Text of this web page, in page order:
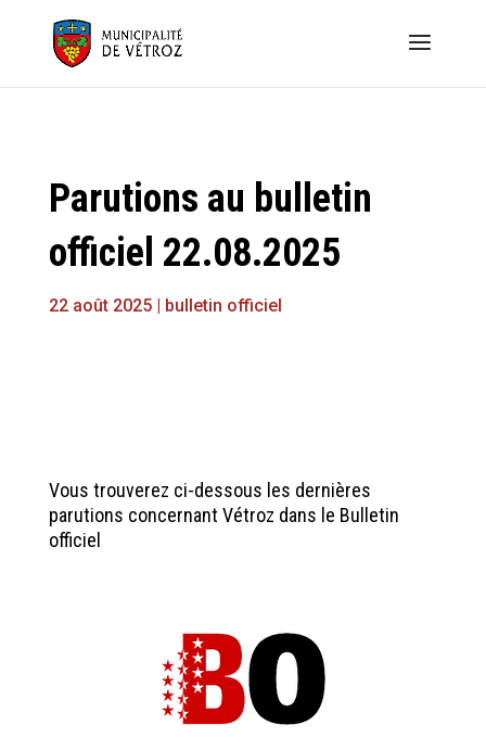
Parutions au bulletin
officiel 22.08.2025
22 août 2025| bulletin officiel
Vous trouverez ci-dessous les dernières
parutions concernant Vétroz dans le Bulletin
officiel